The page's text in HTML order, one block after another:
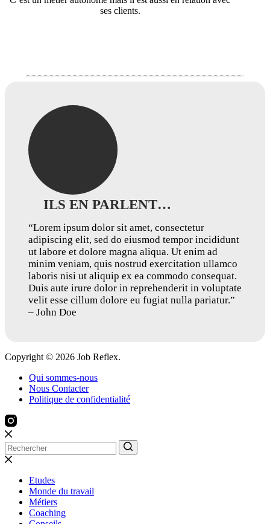
ses clients.
ILS EN PARLENT…
“Lorem ipsum dolor sit amet, consectetur
adipiscing elit, sed do eiusmod tempor incididunt
ut labore et dolore magna aliqua. Ut enim ad
minim veniam, quis nostrud exercitation ullamco
laboris nisi ut aliquip ex ea commodo consequat.
Duis aute irure dolor in reprehenderit in voluptate
velit esse cillum dolore eu fugiat nulla pariatur.”
– John Doe
Copyright © 2026 Job Reflex.
Qui sommes-nous
Nous Contacter
Politique de confidentialité
Etudes
Monde du travail
Métiers
Coaching